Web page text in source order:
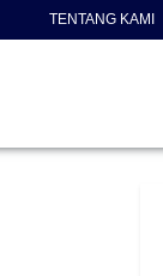
TENTANG KAMI